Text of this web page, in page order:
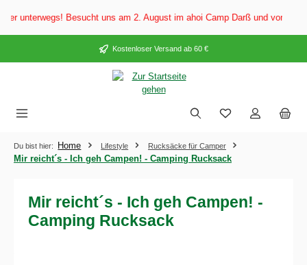
springen
unterwegs! Besucht uns am 2. August im ahoi Camp Darß und vom 3.
Kostenloser Versand ab 60 €
Du bist hier: Home Lifestyle Rucksäcke für Camper
Mir reicht´s - Ich geh Campen! - Camping Rucksack
Mir reicht´s - Ich geh Campen! -
Camping Rucksack